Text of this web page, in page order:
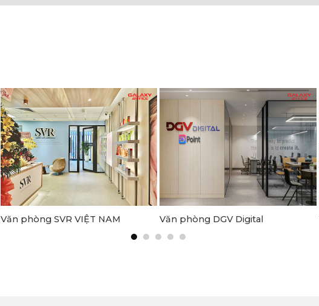
Văn phòng SVR VIỆT NAM Văn phòng DGV Digital